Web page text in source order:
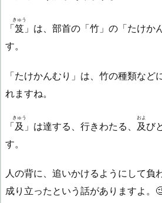
「笈
きゅう
」は、部首の「竹」の「たけか
す。
「たけかんむり」は、竹の種類など
れますね。
「及
きゅう
」は達する、行きわたる、 及
およ
び
す。
人の背に、追いかけるようにして負
成り立ったという話がありますよ。